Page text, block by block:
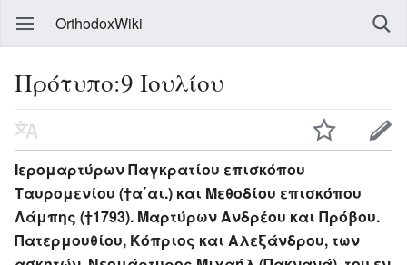
OrthodoxWiki
Πρότυπο:9 Ιουλίου
Ιερομαρτύρων Παγκρατίου επισκόπου
Ταυρομενίου (†α΄αι.) και Μεθοδίου επισκόπου
Λάμπης (†1793). Μαρτύρων Ανδρέου και Πρόβου.
Πατερμουθίου, Κόπριος και Αλεξάνδρου, των